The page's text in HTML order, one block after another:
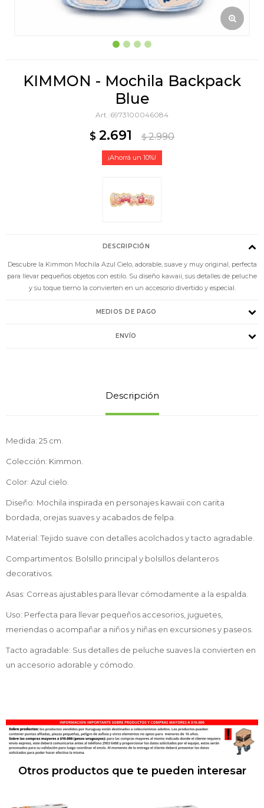
KIMMON - Mochila Backpack
Blue
6973100046084
$ 2.691 $ 2.990
10
DESCRIPCIÓN
Descubre la Kimmon Mochila Azul Cielo, adorable, suave y muy original, perfecta
para llevar pequeños objetos con estilo. Su diseño kawaii, sus detalles de peluche
y su toque tierno la convierten en un accesorio divertido y especial.
MEDIOS DE PAGO
ENVÍO
Descripción
Medida: 25 cm.
Colección: Kimmon.
Color: Azul cielo.
Diseño: Mochila inspirada en personajes kawaii con carita
bordada, orejas suaves y acabados de felpa.
Material: Tejido suave con detalles acolchados y tacto agradable.
Compartimentos: Bolsillo principal y bolsillos delanteros
decorativos.
Asas: Correas ajustables para llevar cómodamente a la espalda.
Uso: Perfecta para llevar pequeños accesorios, juguetes,
meriendas o acompañar a niños y niñas en excursiones y paseos.
Tacto agradable: Sus detalles de peluche suaves la convierten en
un accesorio adorable y cómodo.
Otros productos que te pueden interesar